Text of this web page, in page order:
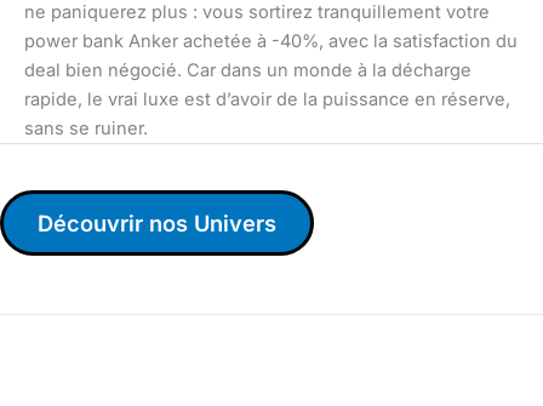
ne paniquerez plus : vous sortirez tranquillement votre
power bank Anker achetée à -40%, avec la satisfaction du
deal bien négocié. Car dans un monde à la décharge
rapide, le vrai luxe est d’avoir de la puissance en réserve,
sans se ruiner.
Découvrir nos Univers